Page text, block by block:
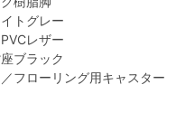
トグレー
レザー
ブラック
フローリング用キャスター